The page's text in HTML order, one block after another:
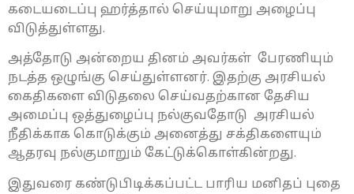
கடையடைப்பு ஹர்த்தால் செய்யுமாறு அழைப்பு
விடுத்துள்ளது.
அத்தோடு அன்றைய தினம் அவர்கள் பேரணியும்
நடத்த ஒழுங்கு செய்துள்ளனர். இதற்கு அரசியல்
கைதிகளை விடுதலை செய்வதற்கான தேசிய
அமைப்பு ஒத்துழைப்பு நல்குவதோடு அரசியல்
நீதிக்காக கொடுக்கும் அனைத்து சக்திகளையும்
ஆதரவு நல்குமாறும் கேட்டுக்கொள்கின்றது.
இதுவரை கண்டுபிடிக்கப்பட்ட பாரிய மனிதப் புதை